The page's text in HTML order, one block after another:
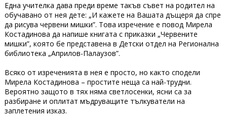
Една учителка дава преди време такъв съвет на родител на
обучавано от нея дете: „И кажете на Вашата дъщеря да спре
да рисува червени мишки”. Това изречение е повод Мирела
Костадинова да напише книгата с приказки „Червените
мишки”, която бе представена в Детски отдел на Регионална
библиотека „Априлов-Палаузов”.
Всяко от изреченията в нея е просто, но както сподели
Мирела Костадинова – простите неща са най-трудни.
Вероятно защото в тях няма светлосенки, ясни са за
разбиране и оплитат мъдруващите тълкуватели на
заплетения изказ.